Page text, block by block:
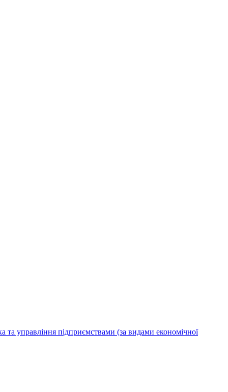
та управління підприємствами (за видами економічної